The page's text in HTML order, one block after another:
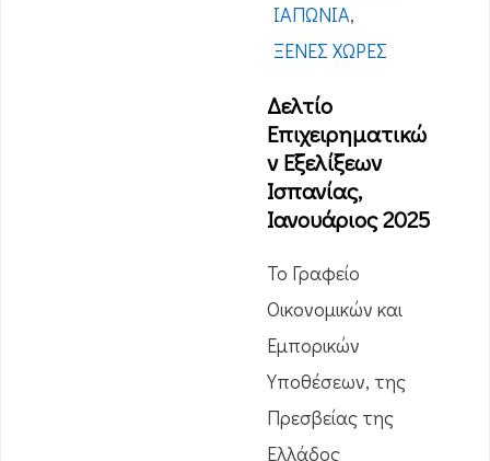
ΙΑΠΩΝΊΑ,
ΞΈΝΕΣ ΧΏΡΕΣ
Δελτίο
Επιχειρηματικώ
ν Εξελίξεων
Ισπανίας,
Ιανουάριος 2025
Το Γραφείο
Οικονομικών και
Εμπορικών
Υποθέσεων, της
Πρεσβείας της
Ελλάδος